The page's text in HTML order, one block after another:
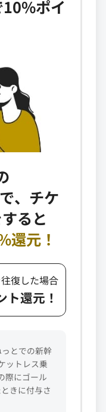
ポイ
、チケ
ると
還元！
復した場合
還元！
とでの新幹
ットレス乗
際にゴール
きに付与さ